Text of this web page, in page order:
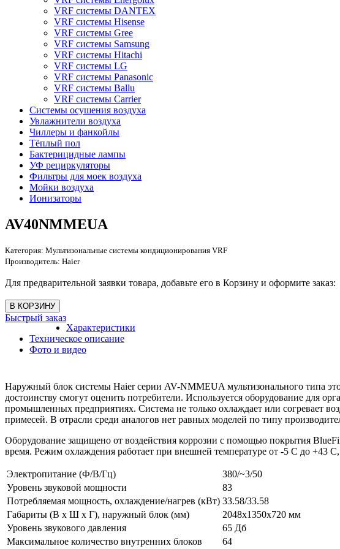
VRF системы DANTEX
VRF системы Hisense
VRF системы Gree
VRF системы Samsung
VRF системы Hitachi
VRF системы LG
VRF системы Panasonic
VRF системы Ballu
VRF системы Carrier
Системы осушения воздуха
Увлажнители воздуха
Чиллеры и фанкойлы
Тёплый пол
Бактерицидные лампы
УФ рециркуляторы
Фильтры для моек воздуха
Мойки воздуха
Ионизаторы
AV40NMMEUA
Категория: Мультизональные системы кондиционирования VRF
Производитель: Haier
Для предварительной заявки товара, добавьте его в Корзину и оформите заказ:
Быстрый заказ
Характеристики
Техническое описание
Фото и видео
Наружный блок системы Haier серии AV-NMMEUA мультизонального типа
достоинству смогут оценить потребители. Используется оборудование для
промышленных предприятиях. Система не только охлаждает или согревает
примесей. В отрасли среди аналогов нет равных моделей по типу
Оборудование защищено от воздействия коррозии с помощью покрытия
время. Режим охлаждения работает при внешней температуре от -5 С до +43
Электропитание (Ф/В/Гц)
380/~3/50
Уровень звуковой мощности
83
Потребляемая мощность, охлаждение/нагрев (кВт) 33.58/33.58
Габариты (В x Ш x Г), наружный блок (мм)
2048x1350x720 мм
Уровень звукового давления
65 Дб
Максимальное количество внутренних блоков
64